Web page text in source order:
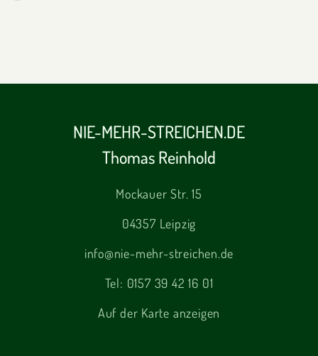
NIE-MEHR-STREICHEN.DE
Thomas Reinhold
Mockauer Str. 15
04357 Leipzig
info@nie-mehr-streichen.de
Tel: 0157 39 42 16 01
Auf der Karte anzeigen